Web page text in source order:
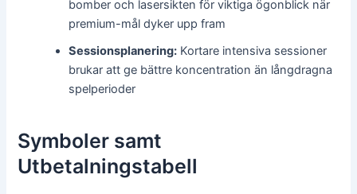
bomber och lasersikten för viktiga ögonblick när
premium-mål dyker upp fram
Sessionsplanering: Kortare intensiva sessioner
brukar att ge bättre koncentration än långdragna
spelperioder
Symboler samt
Utbetalningstabell